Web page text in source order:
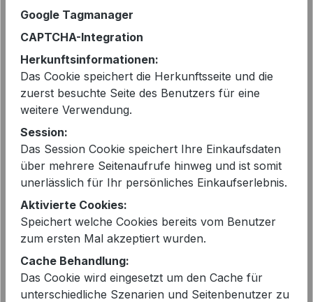
Farbe auswählen
CHALK
Größeauswählen
40
Produkt Anzahl: Gib den
Google Tagmanager
CAPTCHA-Integration
Herkunftsinformationen:
Das Cookie speichert die Herkunftsseite und die
zuerst besuchte Seite des Benutzers für eine
weitere Verwendung.
Session:
Das Session Cookie speichert Ihre Einkaufsdaten
über mehrere Seitenaufrufe hinweg und ist somit
unerlässlich für Ihr persönliches Einkaufserlebnis.
Aktivierte Cookies:
Speichert welche Cookies bereits vom Benutzer
zum ersten Mal akzeptiert wurden.
Cache Behandlung:
Das Cookie wird eingesetzt um den Cache für
unterschiedliche Szenarien und Seitenbenutzer zu